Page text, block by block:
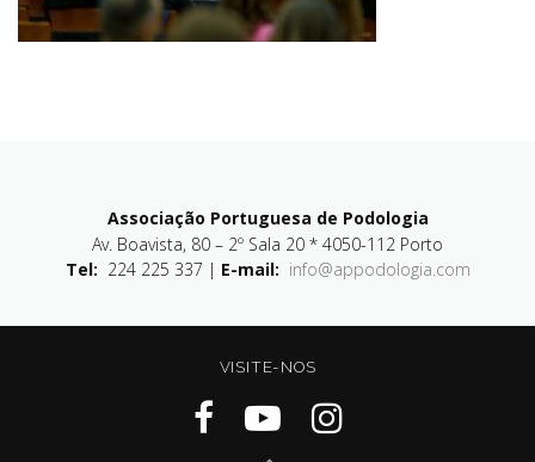
Associação Portuguesa de Podologia
Av. Boavista, 80 – 2º Sala 20 * 4050-112 Porto
Tel: 224 225 337 | E-mail: info@appodologia.com
VISITE-NOS